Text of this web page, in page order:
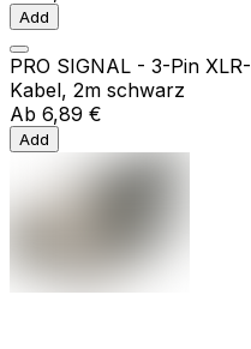
Add
PRO SIGNAL - 3-Pin
Kabel, 2m schwarz
Ab 6,89 €
Add